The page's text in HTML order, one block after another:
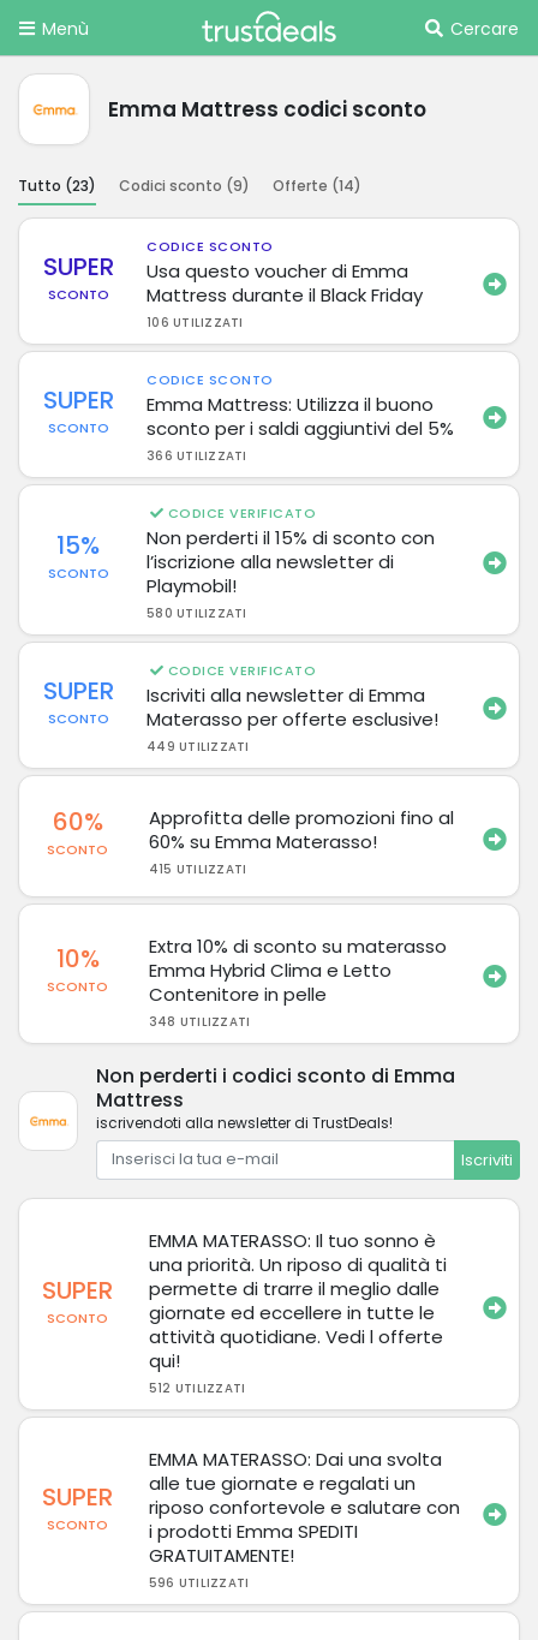
Menù Cercare
Emma Mattress codici sconto
Tutto (23) Codici sconto (9) Offerte (14)
SUPER
SCONTO
CODICE SCONTO
Usa questo voucher di Emma
Mattress durante il Black Friday
106 UTILIZZATI
SUPER
SCONTO
CODICE SCONTO
Emma Mattress: Utilizza il buono
sconto per i saldi aggiuntivi del 5%
366 UTILIZZATI
15%
SCONTO
CODICE VERIFICATO
Non perderti il 15% di sconto con
l’iscrizione alla newsletter di
Playmobil!
580 UTILIZZATI
SUPER
SCONTO
CODICE VERIFICATO
Iscriviti alla newsletter di Emma
Materasso per offerte esclusive!
449 UTILIZZATI
60%
SCONTO
Approfitta delle promozioni fino al
60% su Emma Materasso!
415 UTILIZZATI
10%
SCONTO
Extra 10% di sconto su materasso
Emma Hybrid Clima e Letto
Contenitore in pelle
348 UTILIZZATI
Non perderti i codici sconto di Emma
Mattress
iscrivendoti alla newsletter di TrustDeals!
Iscriviti
SUPER
SCONTO
EMMA MATERASSO: Il tuo sonno è
una priorità. Un riposo di qualità ti
permette di trarre il meglio dalle
giornate ed eccellere in tutte le
attività quotidiane. Vedi l offerte
qui!
512 UTILIZZATI
SUPER
SCONTO
EMMA MATERASSO: Dai una svolta
alle tue giornate e regalati un
riposo confortevole e salutare con
i prodotti Emma SPEDITI
GRATUITAMENTE!
596 UTILIZZATI